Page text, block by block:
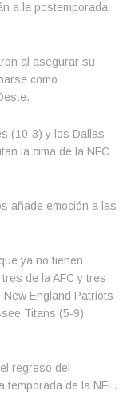
a la postemporada
al asegurar su
como
(10-3) y los Dallas
la cima de la NFC
añade emoción a las
ya no tienen
de la AFC y tres
New England Patriots
Titans (5-9)
regreso del
temporada de la NFL.